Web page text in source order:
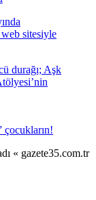
sitesiyle
çocukların!